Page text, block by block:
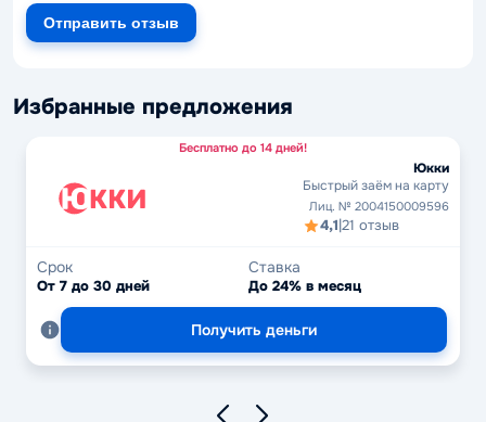
Отправить отзыв
Избранные предложения
Бесплатно до 14 дней!
Юкки
Быстрый заём на карту
Лиц. № 2004150009596
4,1|21 отзыв
Срок
От 7 до 30 дней
Ставка
До 24% в месяц
Получить деньги